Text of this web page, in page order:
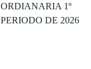
ORDIANARIA 1º
PERIODO DE 2026